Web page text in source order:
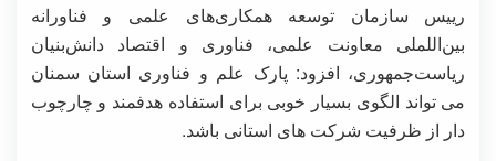
رییس سازمان توسعه همکاری‌های علمی و فناورانه
بین‌اللملی معاونت علمی، فناوری و اقتصاد دانش‌بنیان
ریاست‌جمهوری، افزود: پارک علم و فناوری استان سمنان
می تواند الگوی بسیار خوبی برای استفاده هدفمند و چارچوب
دار از ظرفیت شرکت های استانی باشد.